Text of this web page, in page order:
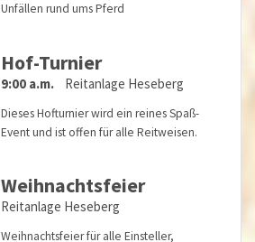
Unfällen rund ums Pferd
Hof-Turnier
9:00 a.m. Reitanlage Heseberg
Dieses Hofturnier wird ein reines Spaß-
Event und ist offen für alle Reitweisen.
Weihnachtsfeier
Reitanlage Heseberg
Weihnachtsfeier für alle Einsteller,